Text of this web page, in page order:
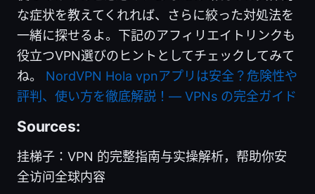
な症状を教えてくれれば、さらに絞った対処法を
一緒に探せるよ。下記のアフィリエイトリンクも
役立つVPN選びのヒントとしてチェックしてみて
ね。 NordVPN Hola vpnアプリは安全？危険性や
評判、使い方を徹底解説！— VPNs の完全ガイド
Sources:
挂梯子：VPN 的完整指南与实操解析，帮助你安
全访问全球内容